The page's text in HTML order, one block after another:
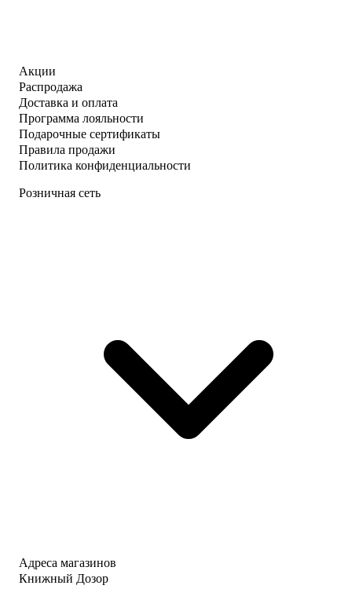
Акции
Распродажа
Доставка и оплата
Программа лояльности
Подарочные сертификаты
Правила продажи
Политика конфиденциальности
Розничная сеть
Адреса магазинов
Книжный Дозор